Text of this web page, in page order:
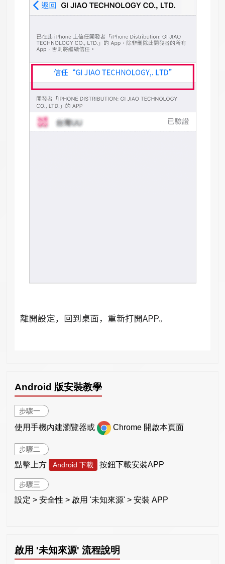
Android 版安裝教學
步驟一
使用手機內建瀏覽器或 Chrome 開啟本頁面
步驟二
點擊上方 Android 下載 按鈕下載安裝APP
步驟三
設定 > 安全性 > 啟用 '未知來源' > 安裝 APP
啟用 '未知來源' 流程說明